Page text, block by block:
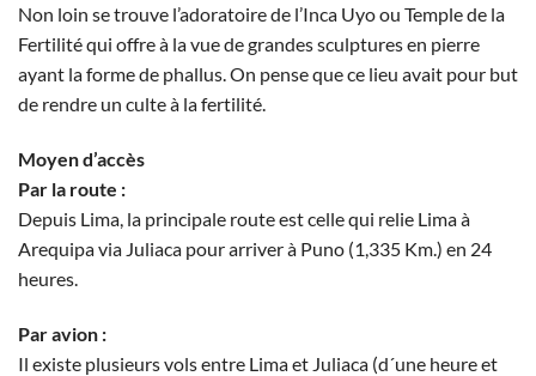
Non loin se trouve l’adoratoire de l’Inca Uyo ou Temple de la
Fertilité qui offre à la vue de grandes sculptures en pierre
ayant la forme de phallus. On pense que ce lieu avait pour but
de rendre un culte à la fertilité.
Moyen d’accès
Par la route :
Depuis Lima, la principale route est celle qui relie Lima à
Arequipa via Juliaca pour arriver à Puno (1,335 Km.) en 24
heures.
Par avion :
Il existe plusieurs vols entre Lima et Juliaca (d´une heure et